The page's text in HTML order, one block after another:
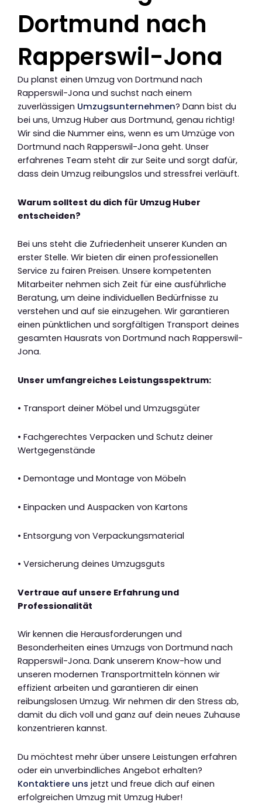
Dortmund nach
Rapperswil-Jona
Du planst einen Umzug von Dortmund nach
Rapperswil-Jona und suchst nach einem
zuverlässigen Umzugsunternehmen? Dann bist du
bei uns, Umzug Huber aus Dortmund, genau richtig!
Wir sind die Nummer eins, wenn es um Umzüge von
Dortmund nach Rapperswil-Jona geht. Unser
erfahrenes Team steht dir zur Seite und sorgt dafür,
dass dein Umzug reibungslos und stressfrei verläuft.
Warum solltest du dich für Umzug Huber
entscheiden?
Bei uns steht die Zufriedenheit unserer Kunden an
erster Stelle. Wir bieten dir einen professionellen
Service zu fairen Preisen. Unsere kompetenten
Mitarbeiter nehmen sich Zeit für eine ausführliche
Beratung, um deine individuellen Bedürfnisse zu
verstehen und auf sie einzugehen. Wir garantieren
einen pünktlichen und sorgfältigen Transport deines
gesamten Hausrats von Dortmund nach Rapperswil-
Jona.
Unser umfangreiches Leistungsspektrum:
• Transport deiner Möbel und Umzugsgüter
• Fachgerechtes Verpacken und Schutz deiner
Wertgegenstände
• Demontage und Montage von Möbeln
• Einpacken und Auspacken von Kartons
• Entsorgung von Verpackungsmaterial
• Versicherung deines Umzugsguts
Vertraue auf unsere Erfahrung und
Professionalität
Wir kennen die Herausforderungen und
Besonderheiten eines Umzugs von Dortmund nach
Rapperswil-Jona. Dank unserem Know-how und
unseren modernen Transportmitteln können wir
effizient arbeiten und garantieren dir einen
reibungslosen Umzug. Wir nehmen dir den Stress ab,
damit du dich voll und ganz auf dein neues Zuhause
konzentrieren kannst.
Du möchtest mehr über unsere Leistungen erfahren
oder ein unverbindliches Angebot erhalten?
Kontaktiere uns jetzt und freue dich auf einen
erfolgreichen Umzug mit Umzug Huber!